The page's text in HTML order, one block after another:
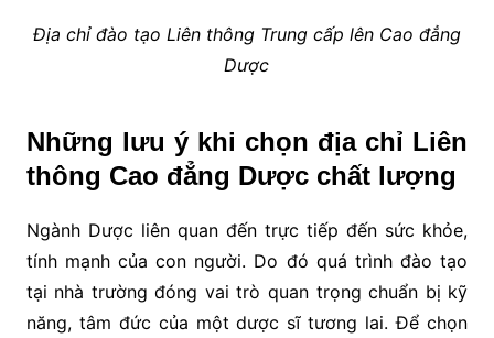
Địa chỉ đào tạo Liên thông Trung cấp lên Cao đẳng
Dược
Những lưu ý khi chọn địa chỉ Liên
thông Cao đẳng Dược chất lượng
Ngành Dược liên quan đến trực tiếp đến sức khỏe,
tính mạnh của con người. Do đó quá trình đào tạo
tại nhà trường đóng vai trò quan trọng chuẩn bị kỹ
năng, tâm đức của một dược sĩ tương lai. Để chọn